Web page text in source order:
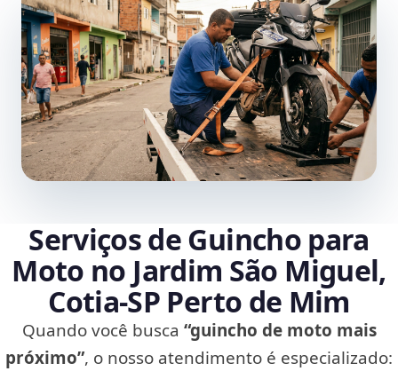
Serviços de Guincho para
Moto no Jardim São Miguel,
Cotia‑SP Perto de Mim
Quando você busca “guincho de moto mais
próximo”, o nosso atendimento é especializado: